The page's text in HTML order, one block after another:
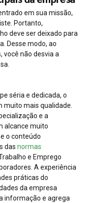
em sua missão,
Portanto,
deve ser deixado para
Desse modo, ao
você não desvia a
séria e dedicada, o
muito mais qualidade.
e a
alcance muito
o conteúdo
das normas
e Emprego
A experiência
práticas do
da empresa
informação e agrega